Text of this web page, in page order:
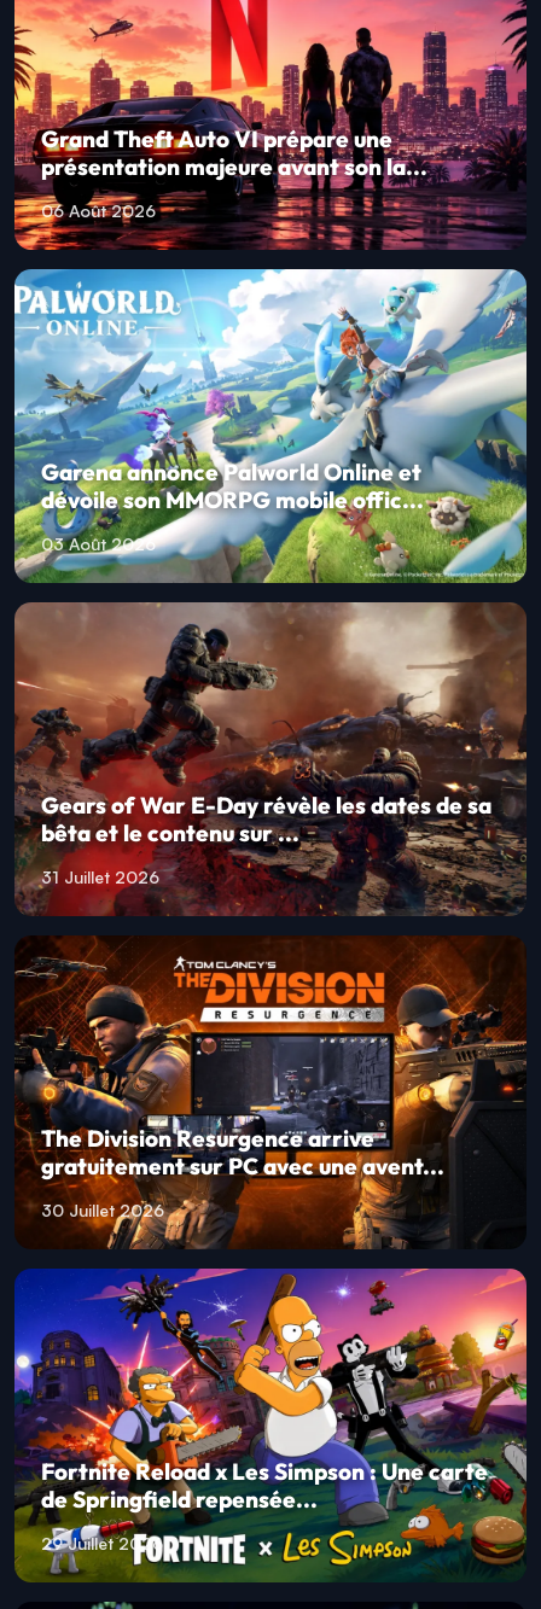
Grand Theft Auto VI prépare une
présentation majeure avant son la...
06 Août 2026
Garena annonce Palworld Online et
dévoile son MMORPG mobile offic...
03 Août 2026
Gears of War E-Day révèle les dates de sa
bêta et le contenu sur ...
31 Juillet 2026
The Division Resurgence arrive
gratuitement sur PC avec une avent...
30 Juillet 2026
Fortnite Reload x Les Simpson : Une carte
de Springfield repensée...
29 Juillet 2026